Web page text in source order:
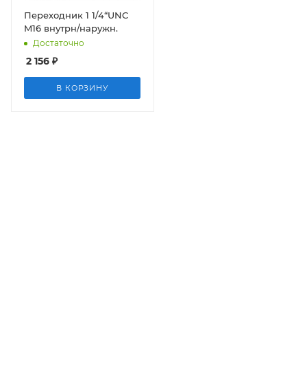
Переходник 1 1/4“UNC
M16 внутрн/наружн.
Достаточно
2 156 ₽
В КОРЗИНУ